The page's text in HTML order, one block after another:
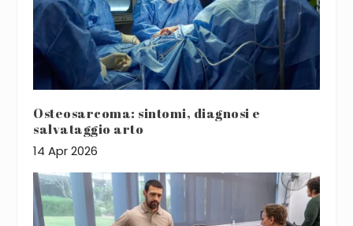
Osteosarcoma: sintomi, diagnosi e
salvataggio arto
14 Apr 2026